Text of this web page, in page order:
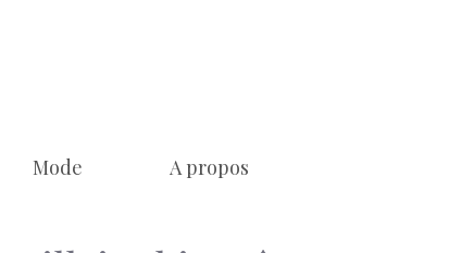
Mode A propos